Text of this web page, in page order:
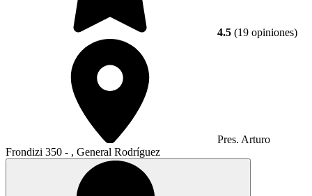
4.5 (19 opiniones)
Pres. Arturo
Frondizi 350 - , General Rodríguez